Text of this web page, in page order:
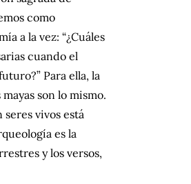
como
a la vez: “¿Cuáles
cuando el
Para ella, la
son lo mismo.
seres vivos está
es la
y los versos,